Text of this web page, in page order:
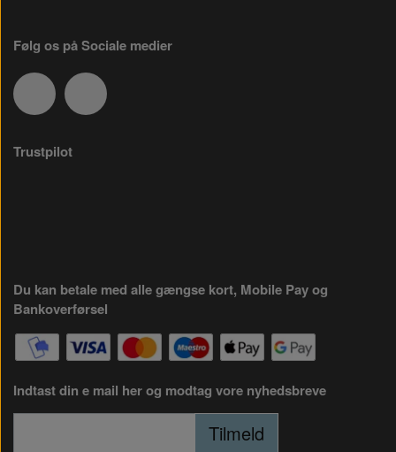
Følg os på Sociale medier
Trustpilot
Du kan betale med alle gængse kort, Mobile Pay og
Bankoverførsel
Indtast din e mail her og modtag vore nyhedsbreve
Tilmeld